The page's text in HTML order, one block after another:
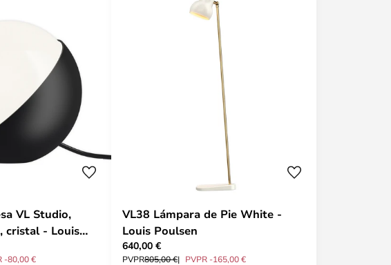
VL Studio,
cristal - Louis
-80,00 €
VL38 Lámpara de Pie White -
Louis Poulsen
640,00 €
PVPR805,00 € PVPR -165,00 €